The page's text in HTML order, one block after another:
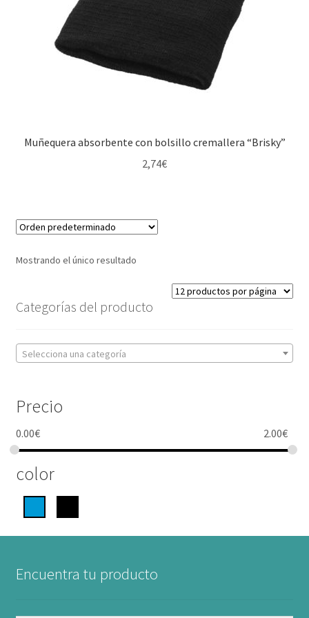
Muñequera absorbente con bolsillo cremallera “Brisky”
2,74€
Mostrando el único resultado
Categorías del producto
Selecciona una categoría
Precio
0.00€ 2.00€
color
Encuentra tu producto